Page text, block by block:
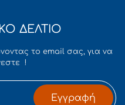
ΔΕΛΤΙΟ
το email σας, για να
!
Εγγραφή